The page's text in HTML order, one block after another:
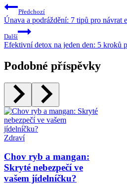
Předchozí
Únava a podráždění: 7 tipů pro návrat
Další
Efektivní detox na jeden den: 5 kroků
Podobné příspěvky
Zdraví
Chov ryb a mangan:
Skryté nebezpečí ve
vašem jídelníčku?